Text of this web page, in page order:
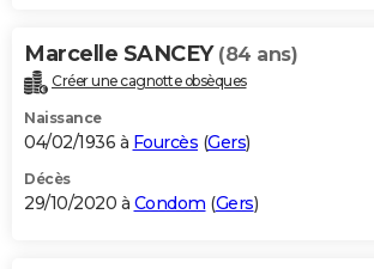
Marcelle SANCEY (84 ans)
Créer une cagnotte obsèques
Naissance
04/02/1936 à Fourcès (Gers)
Décès
29/10/2020 à Condom (Gers)